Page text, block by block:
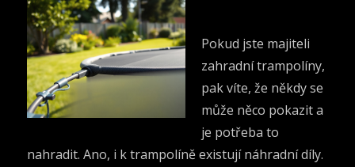
Pokud jste majiteli
zahradní trampolíny,
pak víte, že někdy se
může něco pokazit a
je potřeba to
nahradit. Ano, i k trampolíně existují náhradní díly.